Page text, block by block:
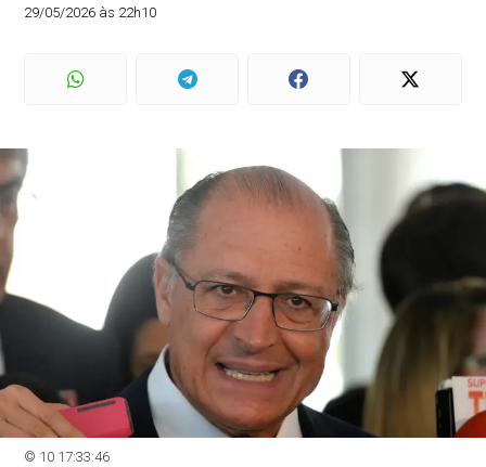
29/05/2026 às 22h10
© 10 17:33:46